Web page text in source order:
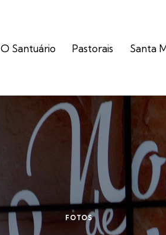
O Santuário Pastorais Santa
FOTOS